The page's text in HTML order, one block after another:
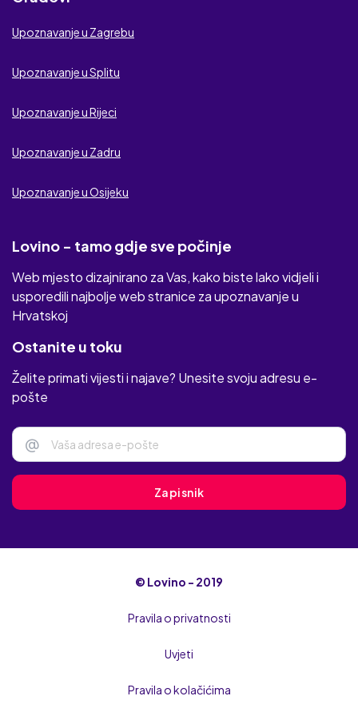
Upoznavanje u Zagrebu
Upoznavanje u Splitu
Upoznavanje u Rijeci
Upoznavanje u Zadru
Upoznavanje u Osijeku
Lovino - tamo gdje sve počinje
Web mjesto dizajnirano za Vas, kako biste lako vidjeli i
usporedili najbolje web stranice za upoznavanje u
Hrvatskoj
Ostanite u toku
Želite primati vijesti i najave? Unesite svoju adresu e-
pošte
@
Zapisnik
© Lovino - 2019
Pravila o privatnosti
Uvjeti
Pravila o kolačićima